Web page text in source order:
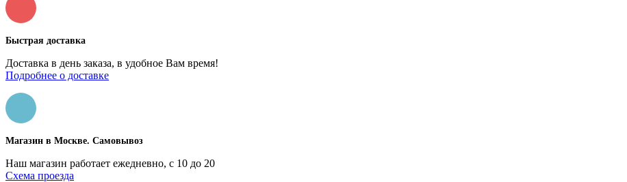
Быстрая доставка
Доставка в день заказа, в удобное Вам время!
Подробнее о доставке
Магазин в Москве. Самовывоз
Наш магазин работает ежедневно, с 10 до 20
Схема проезда